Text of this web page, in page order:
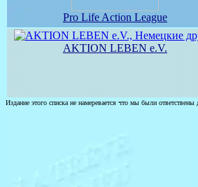
Pro Life Action League
AKTION LEBEN e.V.
Издание этого списка не намеревается что мы были